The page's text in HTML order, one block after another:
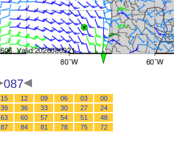
087
00
03
06
09
12
15
24
27
30
33
36
39
48
51
54
57
60
63
72
75
78
81
84
87